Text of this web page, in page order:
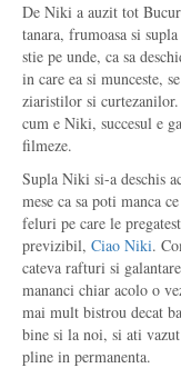
De Niki a auzit tot
tanara, frumoasa si
stie pe unde, ca sa
in care ea si munceste,
ziaristilor si curtezanilor.
cum e Niki, succesul e
filmeze.
Supla Niki si-a deschis
mese ca sa poti manca
feluri pe care le
previzibil, Ciao Niki.
cateva rafturi si
mananci chiar acolo o
mai mult bistrou decat
bine si la noi, si ati
pline in permanenta.